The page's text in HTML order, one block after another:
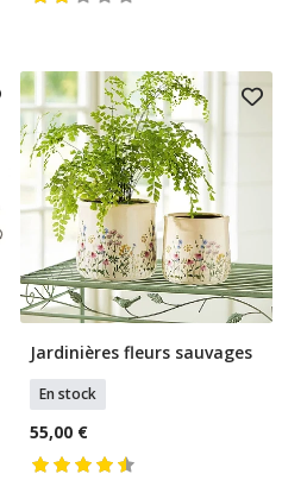
Ajouter Au Panier
Jardinières fleurs sauvages
En stock
55,00 €